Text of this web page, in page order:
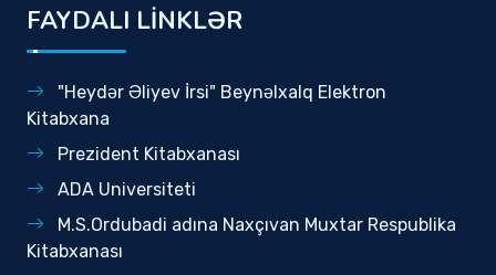
FAYDALI LİNKLƏR
"Heydər Əliyev İrsi" Beynəlxalq Elektron
Kitabxana
Prezident Kitabxanası
ADA Universiteti
M.S.Ordubadi adına Naxçıvan Muxtar Respublika
Kitabxanası